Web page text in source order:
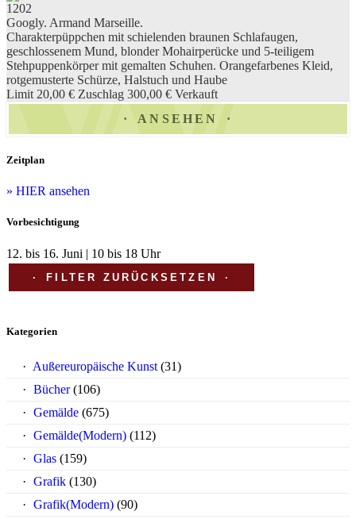
1202
Googly. Armand Marseille.
Charakterpüppchen mit schielenden braunen Schlafaugen,
geschlossenem Mund, blonder Mohairperücke und 5-teiligem
Stehpuppenkörper mit gemalten Schuhen. Orangefarbenes Kleid,
rotgemusterte Schürze, Halstuch und Haube
Limit 20,00 € Zuschlag 300,00 € Verkauft
ANSEHEN
Zeitplan
» HIER ansehen
Vorbesichtigung
12. bis 16. Juni | 10 bis 18 Uhr
FILTER ZURÜCKSETZEN
Kategorien
Außereuropäische Kunst (31)
Bücher (106)
Gemälde (675)
Gemälde(Modern) (112)
Glas (159)
Grafik (130)
Grafik(Modern) (90)